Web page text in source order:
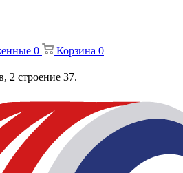
0 Корзина 0
2 строение 37.